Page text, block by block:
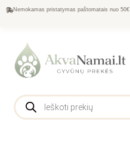
Nemokamas pristatymas paštomatais nuo 50€